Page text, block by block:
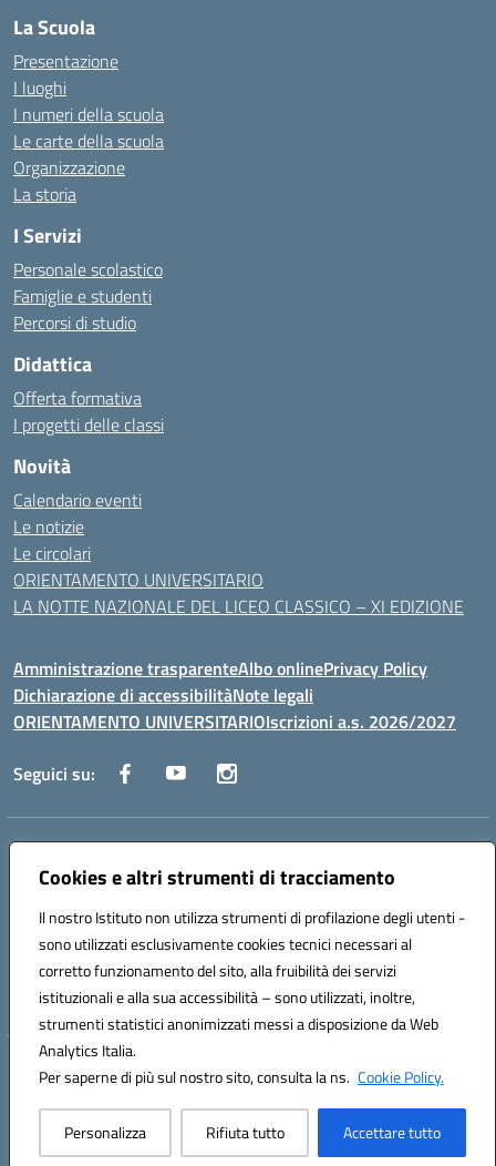
Cookies e altri strumenti di tracciamento
Il nostro Istituto non utilizza strumenti di profilazione degli utenti -
sono utilizzati esclusivamente cookies tecnici necessari al
corretto funzionamento del sito, alla fruibilità dei servizi
istituzionali e alla sua accessibilità – sono utilizzati, inoltre,
strumenti statistici anonimizzati messi a disposizione da Web
Analytics Italia.
Per saperne di più sul nostro sito, consulta la ns. Cookie Policy.
Personalizza Rifiuta tutto Accettare tutto
La Scuola
Presentazione
I luoghi
I numeri della scuola
Le carte della scuola
Organizzazione
La storia
I Servizi
Personale scolastico
Famiglie e studenti
Percorsi di studio
Didattica
Offerta formativa
I progetti delle classi
Novità
Calendario eventi
Le notizie
Le circolari
ORIENTAMENTO UNIVERSITARIO
LA NOTTE NAZIONALE DEL LICEO CLASSICO – XI EDIZIONE
Amministrazione trasparenteAlbo onlinePrivacy Policy
Dichiarazione di accessibilitàNote legali
ORIENTAMENTO UNIVERSITARIOIscrizioni a.s. 2026/2027
Seguici su:
Indirizzo:
Centralino:0882 331218 Email:fgps210002@istruzione.it
Codice fiscale: 93071630714
Codice meccanografico:
FGPS210002
Codice unico di fatturazione (CUF): UF7W9K
Hosting & Powered by 3D Solution S.r.l.
Concept & Design by Designers Italia